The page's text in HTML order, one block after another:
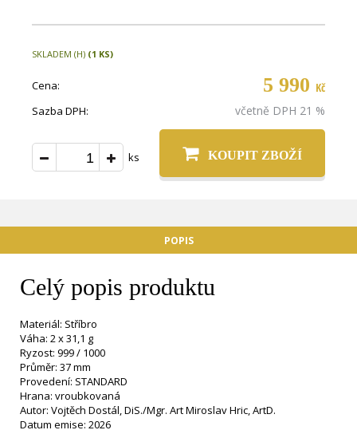
SKLADEM (H) (1 KS)
Cena: 5 990 Kč
Sazba DPH: včetně DPH 21 %
ks KOUPIT ZBOŽÍ
POPIS
Celý popis produktu
Materiál: Stříbro
Váha: 2 x 31,1 g
Ryzost: 999 / 1000
Průměr: 37 mm
Provedení: STANDARD
Hrana: vroubkovaná
Autor: Vojtěch Dostál, DiS./Mgr. Art Miroslav Hric, ArtD.
Datum emise: 2026